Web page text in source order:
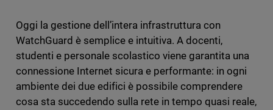
Oggi la gestione dell’intera infrastruttura con
WatchGuard è semplice e intuitiva. A docenti,
studenti e personale scolastico viene garantita una
connessione Internet sicura e performante: in ogni
ambiente dei due edifici è possibile comprendere
cosa sta succedendo sulla rete in tempo quasi reale,